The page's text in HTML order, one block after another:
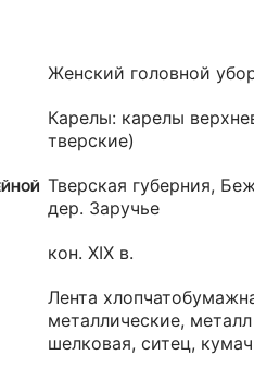
Женский головной
Карелы: карелы
тверские)
Тверская губерния,
дер. Заручье
кон. XIX в.
Лента
металлические,
шелковая, ситец,